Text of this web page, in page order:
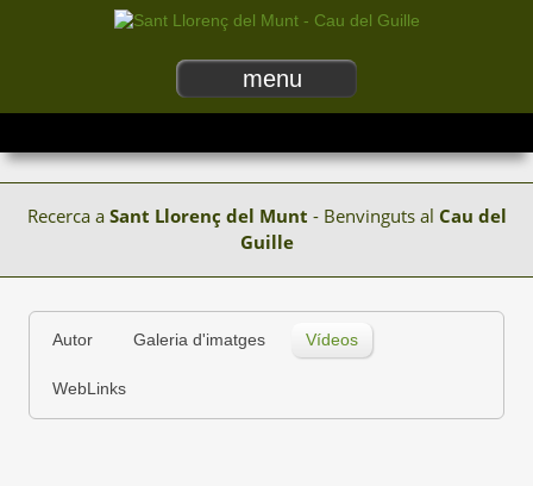
menu
Recerca a Sant Llorenç del Munt - Benvinguts al Cau del
Guille
Autor Galeria d'imatges Vídeos
WebLinks